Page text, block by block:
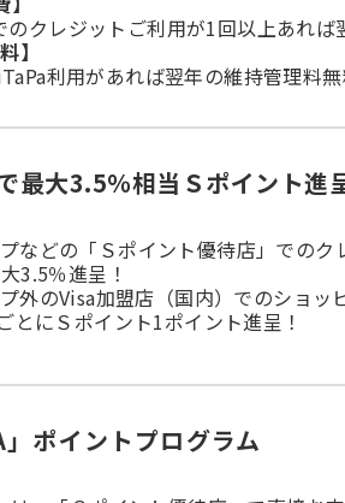
円（税込）
ます。
合計額）
クレジットご利用が1回以上あれば
】
利用があれば翌年の維持管理料無
最大3.5％相当Ｓポイント進
などの「Ｓポイント優待店」でのク
3.5％進呈！
外のVisa加盟店（国内）でのショッ
とにＳポイント1ポイント進呈！
」ポイントプログラム